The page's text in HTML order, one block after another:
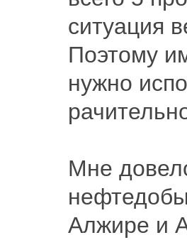
ситуация
Поэтому
нужно
Мне
Алжире и